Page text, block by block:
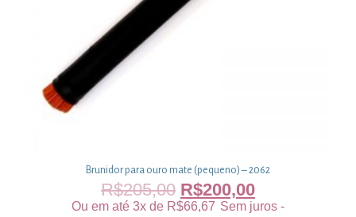
Brunidor para ouro mate (pequeno) – 2062
R$205,00 R$200,00
Ou em até 3x de R$66,67 Sem juros -